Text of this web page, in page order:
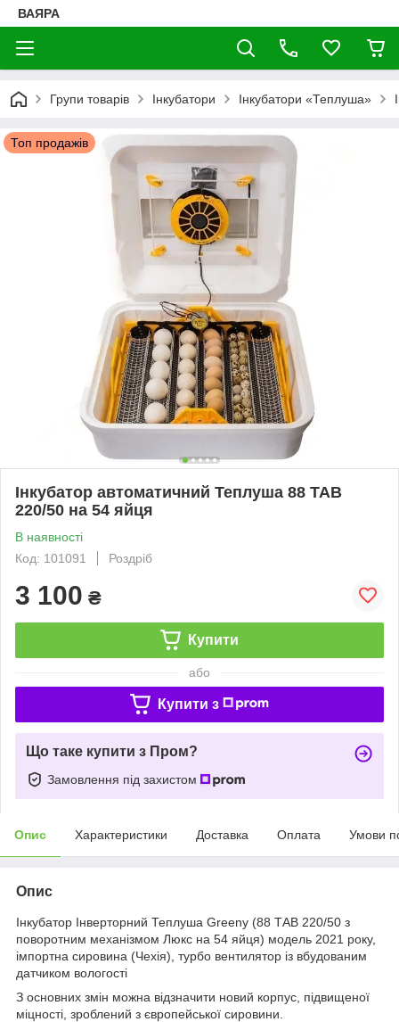
ВАЯРА
Групи товарів Інкубатори Інкубатори «Теплуша»
Топ продажів
Інкубатор автоматичний Теплуша 88 ТАВ
220/50 на 54 яйця
В наявності
Код: 101091
Роздріб
3 100 ₴
Купити
або
Купити з
Що таке купити з Пром?
Замовлення під захистом
Опис Характеристики Доставка Оплата Умови
Опис
Інкубатор Інверторний Теплуша Greeny (88 ТАВ 220/50 з
поворотним механізмом Люкс на 54 яйця) модель 2021 року,
імпортна сировина (Чехія), турбо вентилятор із вбудованим
датчиком вологості
З основних змін можна відзначити новий корпус, підвищеної
міцності, зроблений з європейської сировини.